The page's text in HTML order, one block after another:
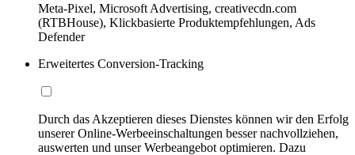
Meta-Pixel, Microsoft Advertising, creativecdn.com
(RTBHouse), Klickbasierte Produktempfehlungen, Ads
Defender
Erweitertes Conversion-Tracking
Durch das Akzeptieren dieses Dienstes können wir den Erfolg
unserer Online-Werbeeinschaltungen besser nachvollziehen,
auswerten und unser Werbeangebot optimieren. Dazu